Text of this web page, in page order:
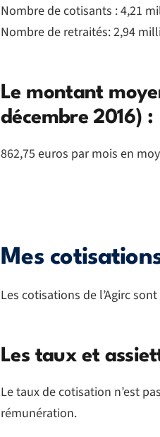
Nombre de cotisants : 4,21
Nombre de retraités: 2,94
Le montant
décembre 2016) :
862,75 euros par mois en
Mes
Les cotisations de l’Agirc
Les taux et
Le taux de cotisation n’est
rémunération.